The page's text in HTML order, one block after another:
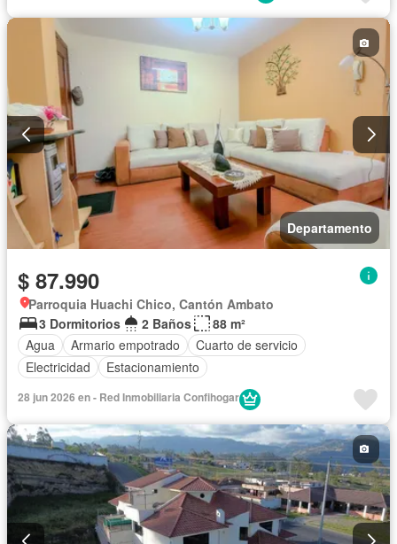
Departamento
$ 87.990
Parroquia Huachi Chico, Cantón Ambato
3 Dormitorios
2 Baños
88 m²
Agua
Armario empotrado
Cuarto de servicio
Electricidad
Estacionamiento
28 jun 2026 en - Red Inmobiliaria Confihogar